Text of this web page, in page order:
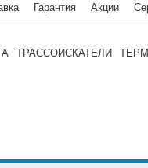
Гарантия Акции
ТРАССОИСКАТЕЛИ